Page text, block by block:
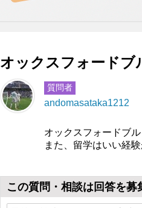
オックスフォードブ
質問者
andomasataka1212
オックスフォードブ
また、留学はいい経
この質問・相談は回答を募